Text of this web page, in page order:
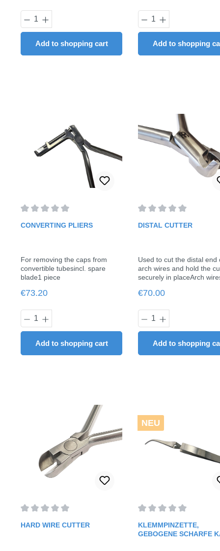
Product Quantity: Enter the desired
Add to shopping cart
Product
Add to shopping
CONVERTING PLIERS
For removing the caps from
convertible tubesincl. spare
blade1 piece
Regular price:
€73.20
Product Quantity: Enter the desired
Add to shopping cart
DISTAL CUTTER
Used to cut the distal end
arch wires and hold the
securely in placeArch
Regular price:
€70.00
Product
Add to shopping
HARD WIRE CUTTER
NEU
KLEMMPINZETTE,
GEBOGENE SCHARFE